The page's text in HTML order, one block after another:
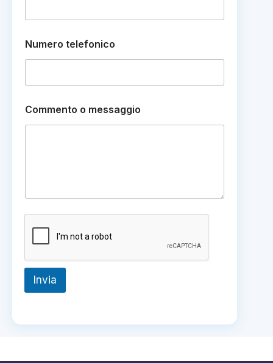
l
m
a
i
N
m
Numero telefonico
Commento o messaggio
Invia